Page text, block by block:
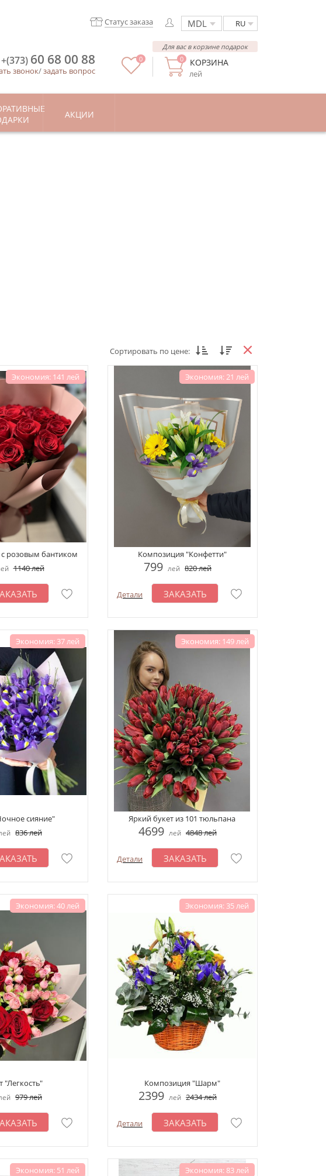
RU
Статус заказа
КОРЗИНА
лей
0
Для вас в корзине подарок
0
+(373) 60 68 00 88
звонок/задать вопрос
АКЦИИ
Сортировать по цене:
Экономия: 141 лей
розовым бантиком
1140лей
Экономия: 21 лей
Композиция "Конфетти"
799 лей 820лей
Детали ЗАКАЗАТЬ
Экономия: 37 лей
сияние"
836лей
Экономия: 149 лей
Яркий букет из 101 тюльпана
4699 лей 4848лей
Детали ЗАКАЗАТЬ
Экономия: 40 лей
"Легкость"
979лей
Экономия: 35 лей
Композиция "Шарм"
2399 лей 2434лей
Детали ЗАКАЗАТЬ
Экономия: 51 лей Экономия: 83 лей